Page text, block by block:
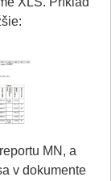
MN, a
v dokumente